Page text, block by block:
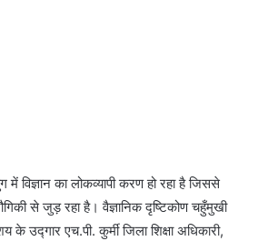
में विज्ञान का लोकव्यापी करण हो रहा है जिससे
से जुड़ रहा है। वैज्ञानिक दृष्टिकोण चहुँमुखी
उद्गार एच.पी. कुर्मी जिला शिक्षा अधिकारी,